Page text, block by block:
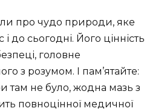
про чудо природи, яке
і до сьогодні. Його цінність
головне
з розумом. І пам’ятайте:
там не було, жодна мазь з
повноцінної медичної